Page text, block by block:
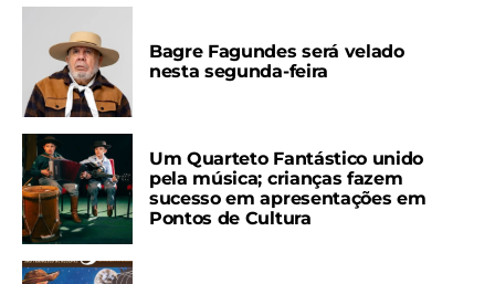
Bagre Fagundes será velado
nesta segunda-feira
Um Quarteto Fantástico unido
pela música; crianças fazem
sucesso em apresentações em
Pontos de Cultura